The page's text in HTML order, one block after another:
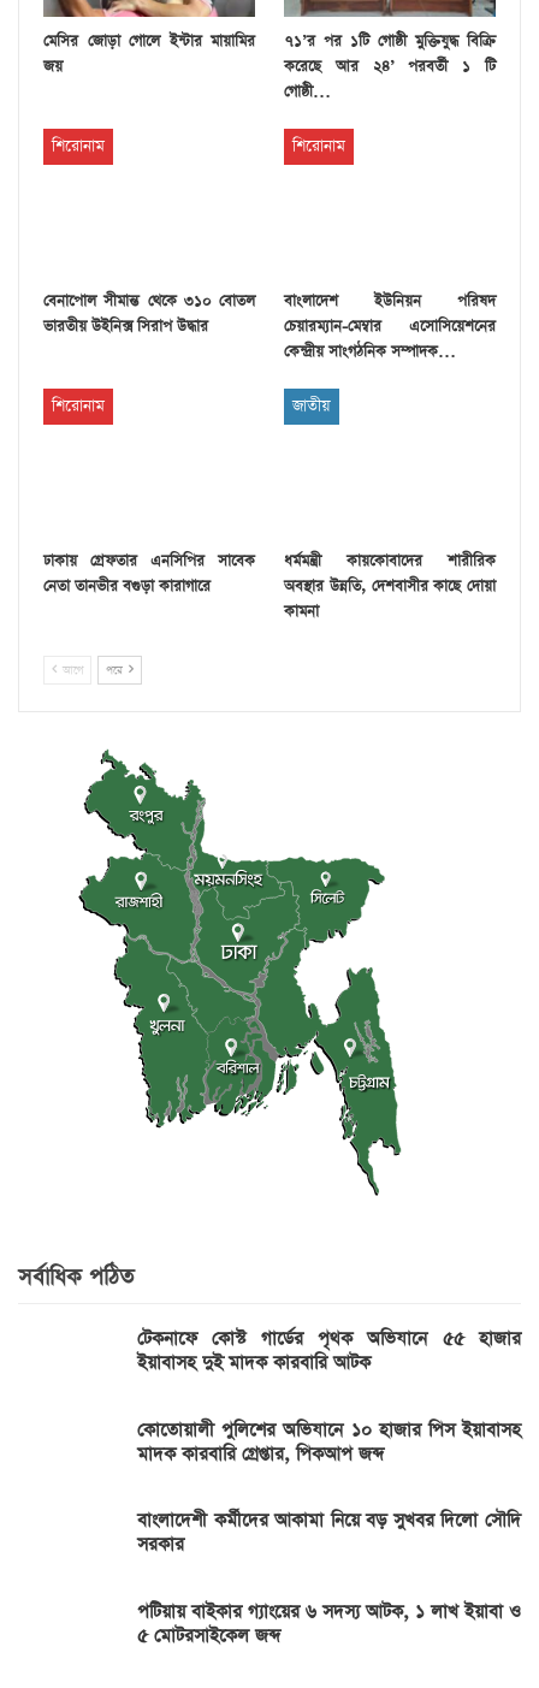
মেসির জোড়া গোলে ইন্টার মায়ামির
জয়
৭১’র পর ১টি গোষ্ঠী মুক্তিযুদ্ধ বিক্রি
করেছে আর ২৪’ পরবর্তী ১ টি
গোষ্ঠী…
শিরোনাম
বেনাপোল সীমান্ত থেকে ৩১০ বোতল
ভারতীয় উইনিক্স সিরাপ উদ্ধার
শিরোনাম
বাংলাদেশ ইউনিয়ন পরিষদ
চেয়ারম্যান-মেম্বার এসোসিয়েশনের
কেন্দ্রীয় সাংগঠনিক সম্পাদক…
শিরোনাম
ঢাকায় গ্রেফতার এনসিপির সাবেক
নেতা তানভীর বগুড়া কারাগারে
জাতীয়
ধর্মমন্ত্রী কায়কোবাদের শারীরিক
অবস্থার উন্নতি, দেশবাসীর কাছে দোয়া
কামনা
আগে পরে
সর্বাধিক পঠিত
টেকনাফে কোস্ট গার্ডের পৃথক অভিযানে ৫৫ হাজার
ইয়াবাসহ দুই মাদক কারবারি আটক
কোতোয়ালী পুলিশের অভিযানে ১০ হাজার পিস ইয়াবাসহ
মাদক কারবারি গ্রেপ্তার, পিকআপ জব্দ
বাংলাদেশী কর্মীদের আকামা নিয়ে বড় সুখবর দিলো সৌদি
সরকার
পটিয়ায় বাইকার গ্যাংয়ের ৬ সদস্য আটক, ১ লাখ ইয়াবা ও
৫ মোটরসাইকেল জব্দ